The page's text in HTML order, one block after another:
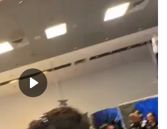
من نحن
سياسة الخصوصية
البنود والشروط
رئيس التحرير
Play